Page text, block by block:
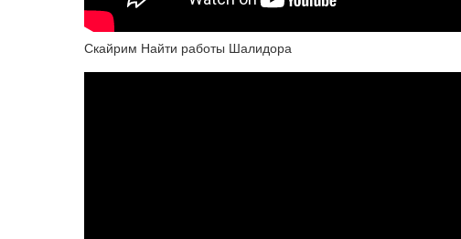
Скайрим Найти работы Шалидора